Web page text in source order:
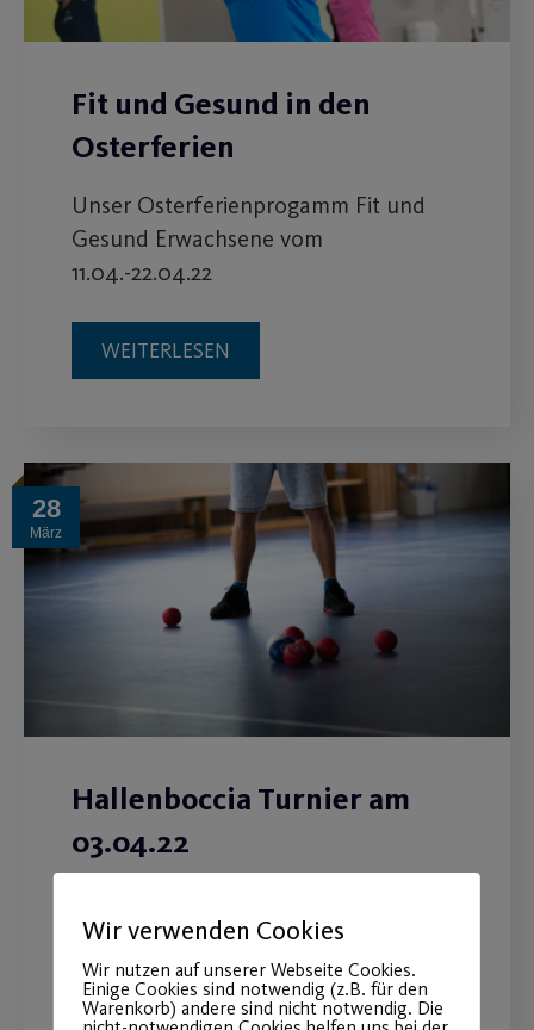
Fit und Gesund in den
Osterferien
Unser Osterferienprogamm Fit und
Gesund Erwachsene vom
11.04.-22.04.22
WEITERLESEN
28
März
Hallenboccia Turnier am
03.04.22
auch ohne Vorkenntnisse möglich.
WEITERLESEN
Wir verwenden Cookies
Wir nutzen auf unserer Webseite Cookies.
Einige Cookies sind notwendig (z.B. für den
Warenkorb) andere sind nicht notwendig. Die